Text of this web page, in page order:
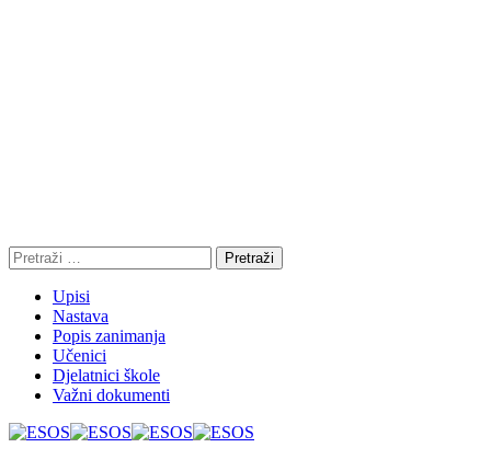
Pretraži:
Upisi
Nastava
Popis zanimanja
Učenici
Djelatnici škole
Važni dokumenti